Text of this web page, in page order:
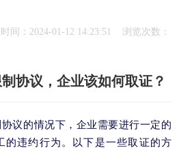
间：2024-01-12 14:23:51 浏览次数：
协议，企业该如何取证？
议的情况下，企业需要进行一定的
的违约行为。以下是一些取证的方